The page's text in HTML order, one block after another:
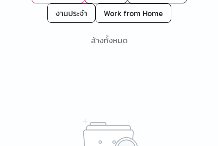
งานประจำ
Work from Home
ล้างทั้งหมด